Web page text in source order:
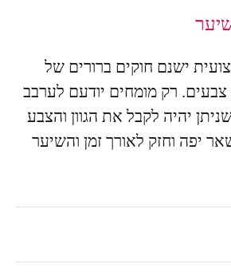
ישנם חוקים ברורים של
צבעים. רק מומחים יודעם לערבב
יהיה לקבל את הגוון והצבע
יפה וחזק לאורך זמן והשיער